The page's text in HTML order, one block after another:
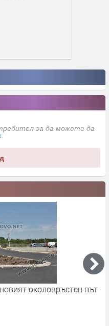
за да можете да
околовръстен път